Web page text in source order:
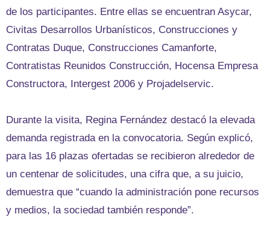
de los participantes. Entre ellas se encuentran Asycar,
Civitas Desarrollos Urbanísticos, Construcciones y
Contratas Duque, Construcciones Camanforte,
Contratistas Reunidos Construcción, Hocensa Empresa
Constructora, Intergest 2006 y Projadelservic.
Durante la visita, Regina Fernández destacó la elevada
demanda registrada en la convocatoria. Según explicó,
para las 16 plazas ofertadas se recibieron alrededor de
un centenar de solicitudes, una cifra que, a su juicio,
demuestra que “cuando la administración pone recursos
y medios, la sociedad también responde”.